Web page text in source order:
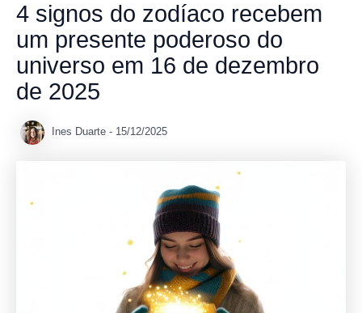
4 signos do zodíaco recebem
um presente poderoso do
universo em 16 de dezembro
de 2025
Ines Duarte - 15/12/2025